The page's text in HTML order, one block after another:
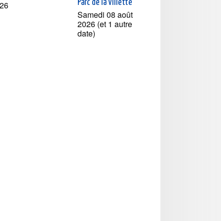
Parc de la Villette
Samedi 08 août
2026 (et 1 autre
date)